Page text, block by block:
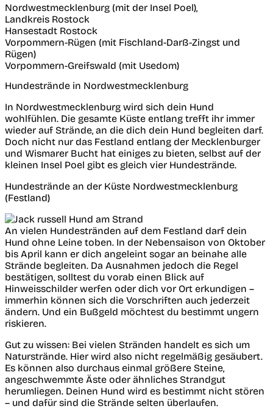
Nordwestmecklenburg (mit der Insel Poel),
Landkreis Rostock
Hansestadt Rostock
Vorpommern-Rügen (mit Fischland-Darß-Zingst und
Rügen)
Vorpommern-Greifswald (mit Usedom)
Hundestrände in Nordwestmecklenburg
In Nordwestmecklenburg wird sich dein Hund
wohlfühlen. Die gesamte Küste entlang trefft ihr immer
wieder auf Strände, an die dich dein Hund begleiten darf.
Doch nicht nur das Festland entlang der Mecklenburger
und Wismarer Bucht hat einiges zu bieten, selbst auf der
kleinen Insel Poel gibt es gleich vier Hundestrände.
Hundestrände an der Küste Nordwestmecklenburg
(Festland)
An vielen Hundestränden auf dem Festland darf dein
Hund ohne Leine toben. In der Nebensaison von Oktober
bis April kann er dich angeleint sogar an beinahe alle
Strände begleiten. Da Ausnahmen jedoch die Regel
bestätigen, solltest du vorab einen Blick auf
Hinweisschilder werfen oder dich vor Ort erkundigen –
immerhin können sich die Vorschriften auch jederzeit
ändern. Und ein Bußgeld möchtest du bestimmt ungern
riskieren.
Gut zu wissen: Bei vielen Stränden handelt es sich um
Naturstrände. Hier wird also nicht regelmäßig gesäubert.
Es können also durchaus einmal größere Steine,
angeschwemmte Äste oder ähnliches Strandgut
herumliegen. Deinen Hund wird es bestimmt nicht stören
– und dafür sind die Strände selten überlaufen.